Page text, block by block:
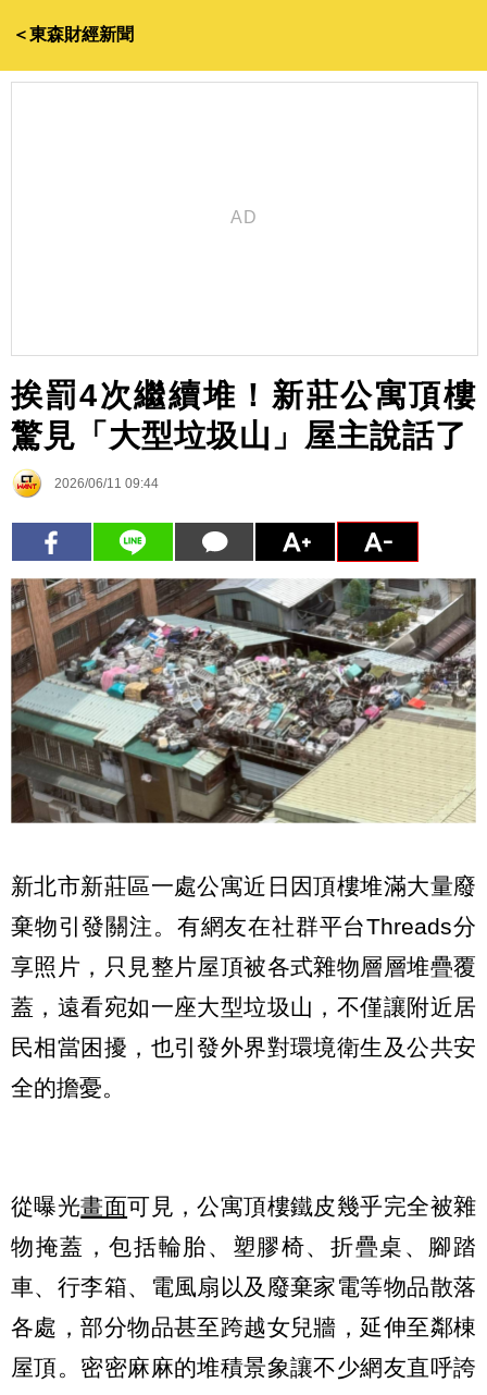
＜東森財經新聞
挨罰4次繼續堆！新莊公寓頂樓
驚見「大型垃圾山」屋主說話了
2026/06/11 09:44
新北市新莊區一處公寓近日因頂樓堆滿大量廢
棄物引發關注。有網友在社群平台Threads分
享照片，只見整片屋頂被各式雜物層層堆疊覆
蓋，遠看宛如一座大型垃圾山，不僅讓附近居
民相當困擾，也引發外界對環境衛生及公共安
全的擔憂。
從曝光畫面可見，公寓頂樓鐵皮幾乎完全被雜
物掩蓋，包括輪胎、塑膠椅、折疊桌、腳踏
車、行李箱、電風扇以及廢棄家電等物品散落
各處，部分物品甚至跨越女兒牆，延伸至鄰棟
屋頂。密密麻麻的堆積景象讓不少網友直呼誇